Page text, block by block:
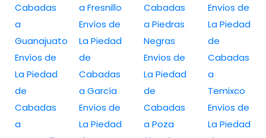
Cabadas
a
Guanajuato
Envíos de
La Piedad
de
Cabadas
a
a Fresnillo
Envíos de
La Piedad
de
Cabadas
a García
Envíos de
La Piedad
Cabadas
a Piedras
Negras
Envíos de
La Piedad
de
Cabadas
a Poza
Envíos de
La Piedad
de
Cabadas
a
Temixco
Envíos de
La Piedad